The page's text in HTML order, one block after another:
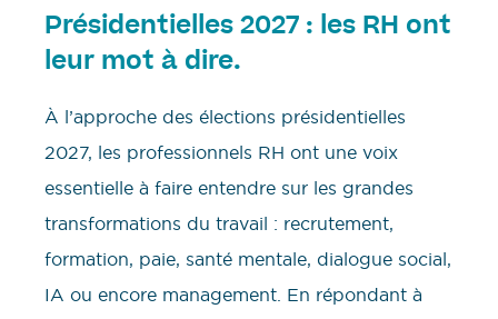
Présidentielles 2027 : les RH ont
leur mot à dire.
À l’approche des élections présidentielles
2027, les professionnels RH ont une voix
essentielle à faire entendre sur les grandes
transformations du travail : recrutement,
formation, paie, santé mentale, dialogue social,
IA ou encore management. En répondant à